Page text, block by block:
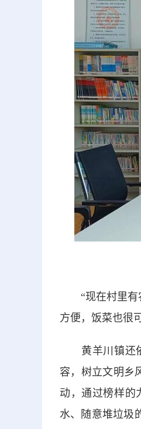
“现在村里有农
方便，饭菜也很
黄羊川镇还依
容，树立文明乡
动，通过榜样的
水、随意堆垃圾